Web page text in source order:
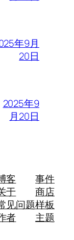
年9月
20日
2025年9
月20日
客
于
见问题
者
事件
商店
样板
主题